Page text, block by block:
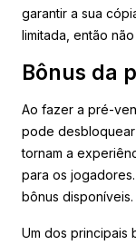
garantir a sua
limitada, então
Bônus da
Ao fazer a pré-
pode
tornam a
para os
bônus disponíveis.
Um dos principais